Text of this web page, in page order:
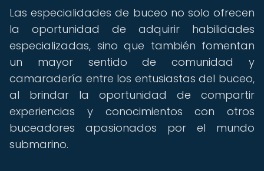
Las especialidades de buceo no solo ofrecen
la oportunidad de adquirir habilidades
especializadas, sino que también fomentan
un mayor sentido de comunidad y
camaradería entre los entusiastas del buceo,
al brindar la oportunidad de compartir
experiencias y conocimientos con otros
buceadores apasionados por el mundo
submarino.